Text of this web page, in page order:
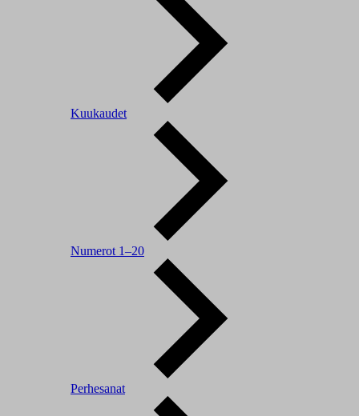
Kuukaudet
Numerot 1–20
Perhesanat